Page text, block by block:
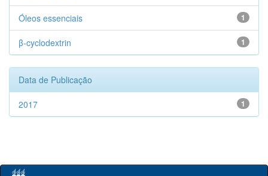
1
Óleos essenciais
1
β-cyclodextrin
Data de Publicação
1
2017